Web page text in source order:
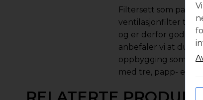
Filtersett som
ventilasjonfilter til
og er derfor godt
anbefaler vi at du
oppbygging som
med tre, papp- eller